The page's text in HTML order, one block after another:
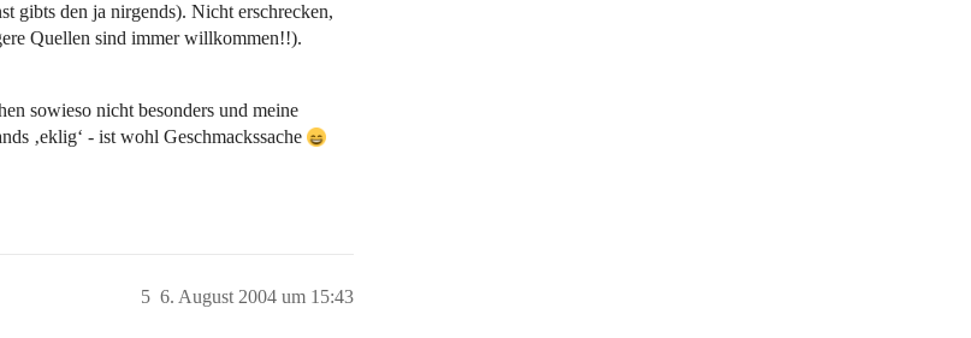
gibts den ja nirgends). Nicht erschrecken,
Quellen sind immer willkommen!!).
sowieso nicht besonders und meine
‚eklig‘ - ist wohl Geschmackssache
6. August 2004 um 15:43
5